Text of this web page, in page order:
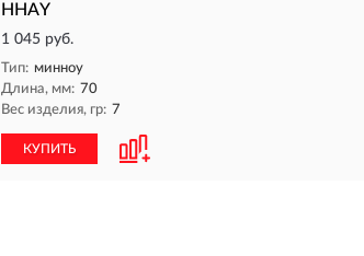
HHAY
1 045 руб.
Тип: минноу
Длина, мм: 70
Вес изделия, гр: 7
КУПИТЬ